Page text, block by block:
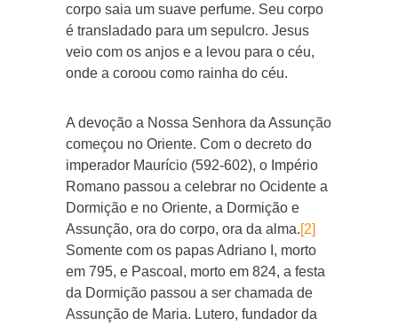
corpo saia um suave perfume. Seu corpo
é transladado para um sepulcro. Jesus
veio com os anjos e a levou para o céu,
onde a coroou como rainha do céu.
A devoção a Nossa Senhora da Assunção
começou no Oriente. Com o decreto do
imperador Maurício (592-602), o Império
Romano passou a celebrar no Ocidente a
Dormição e no Oriente, a Dormição e
Assunção, ora do corpo, ora da alma.[2]
Somente com os papas Adriano I, morto
em 795, e Pascoal, morto em 824, a festa
da Dormição passou a ser chamada de
Assunção de Maria. Lutero, fundador da